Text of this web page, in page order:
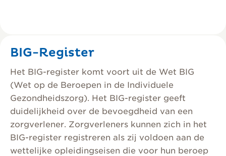
BIG-Register
Het BIG-register komt voort uit de Wet BIG
(Wet op de Beroepen in de Individuele
Gezondheidszorg). Het BIG-register geeft
duidelijkheid over de bevoegdheid van een
zorgverlener. Zorgverleners kunnen zich in het
BIG-register registreren als zij voldoen aan de
wettelijke opleidingseisen die voor hun beroep